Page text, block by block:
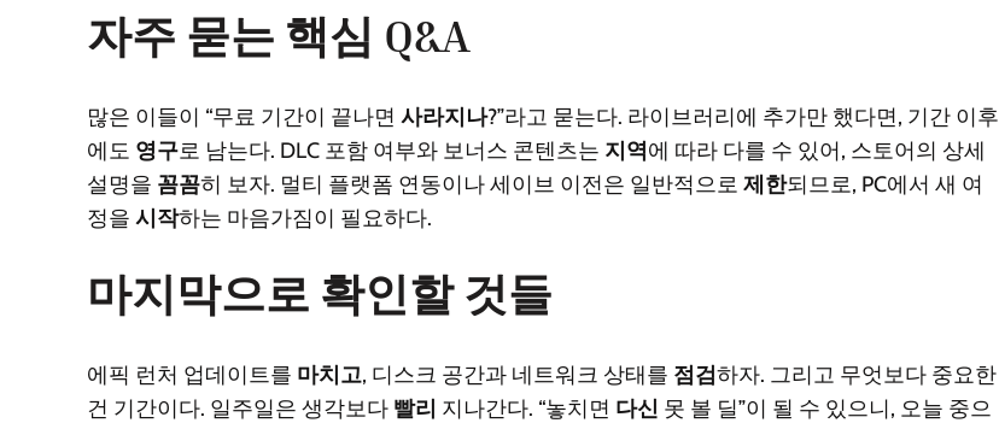
자주 묻는 핵심 Q&A
많은 이들이 “무료 기간이 끝나면 사라지나?”라고 묻는다. 라이브러리에 추가만 했다면, 기간 이후
에도 영구로 남는다. DLC 포함 여부와 보너스 콘텐츠는 지역에 따라 다를 수 있어, 스토어의 상세
설명을 꼼꼼히 보자. 멀티 플랫폼 연동이나 세이브 이전은 일반적으로 제한되므로, PC에서 새 여
정을 시작하는 마음가짐이 필요하다.
마지막으로 확인할 것들
에픽 런처 업데이트를 마치고, 디스크 공간과 네트워크 상태를 점검하자. 그리고 무엇보다 중요한
건 기간이다. 일주일은 생각보다 빨리 지나간다. “놓치면 다신 못 볼 딜”이 될 수 있으니, 오늘 중으